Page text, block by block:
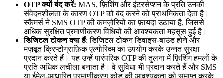
OTP क्यों बंद करें: MAS, फ़िशिंग और इंटरसेप्शन के प्रति उनकी
संवेदनशीलता के कारण OTP को बंद करने को प्राथमिकता देता है।
स्कैमर्स ने SMS OTP की कमज़ोरियों का फ़ायदा उठाया है, जिससे
अधिक सुरक्षित प्रमाणीकरण विधियों की आवश्यकता महसूस हुई है।
डिजिटल टोकन क्या हैं: डिजिटल टोकन डिवाइस-बाउंड होने और
मज़बूत क्रिप्टोग्राफ़िक एल्गोरिदम का उपयोग करके उन्नत सुरक्षा
प्रदान करते हैं। यह उन्हें पारंपरिक OTP की तुलना में फ़िशिंग हमलों के
प्रति अधिक लचीला बनाता है। वे सुविधा भी प्रदान करते हैं और SMS
या ईमेल-आधारित प्रमाणीकरण कोड की आवश्यकता को समाप्त करके